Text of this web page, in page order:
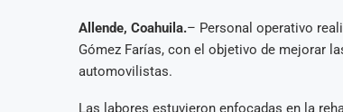
Allende, Coahuila.– Personal operativo
Gómez Farías, con el objetivo de mejorar
automovilistas.
Las labores estuvieron enfocadas en la